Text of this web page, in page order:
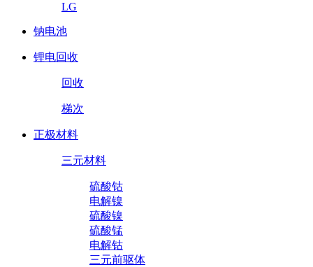
LG
钠电池
锂电回收
回收
梯次
正极材料
三元材料
硫酸钴
电解镍
硫酸镍
硫酸锰
电解钴
三元前驱体